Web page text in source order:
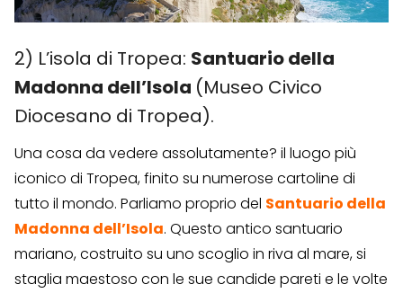
2) L’isola di Tropea: Santuario della
Madonna dell’Isola (Museo Civico
Diocesano di Tropea).
Una cosa da vedere assolutamente? il luogo più
iconico di Tropea, finito su numerose cartoline di
tutto il mondo. Parliamo proprio del Santuario della
Madonna dell’Isola. Questo antico santuario
mariano, costruito su uno scoglio in riva al mare, si
staglia maestoso con le sue candide pareti e le volte